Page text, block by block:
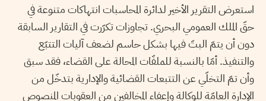
استعرض التقرير الأخير لدائرة المحاسبات انتهاكات متنوعة في
حقّ الملك العمومي البحري. تجاوزات تكرّرت في التقارير السابقة
دون أن يتمّ البتّ فيها بشكل حاسم لضعف آليات التتبّع
والتنفيذ. أمّا بالنسبة للملفّات المحالة على القضاء، فقد سبق
وأن تمّ التخلّي عن التتبعات القضائية والإدارية بتدخّل من
الإدارة العامّة للوكالة وإعفاء المخالفين من العقوبات المنصوص